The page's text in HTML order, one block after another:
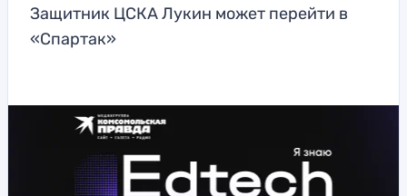
Защитник ЦСКА Лукин может перейти в
«Спартак»